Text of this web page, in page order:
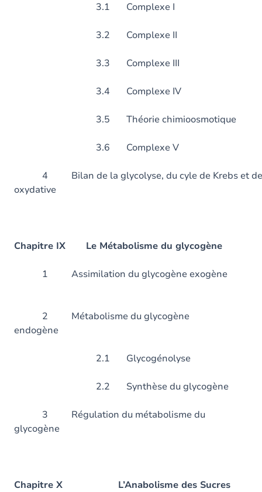
3.1 Complexe I
3.2 Complexe II
3.3 Complexe III
3.4 Complexe IV
3.5 Théorie chimioosmotique
3.6 Complexe V
4 Bilan de la glycolyse, du cyle de Krebs et de
oxydative
Chapitre IX Le Métabolisme du glycogène
1 Assimilation du
2 Métabolisme du glycogène
endogène
2.1 Glycogénolyse
2.2 Synthèse du
3 Régulation du métabolisme du
Chapitre X L’Anabolisme des Sucres